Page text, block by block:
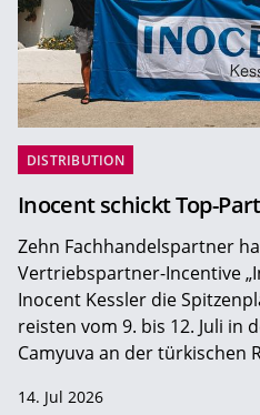
DISTRIBUTION
Inocent schickt Top-
Zehn Fachhandelspartner
Vertriebspartner-Incentive
Inocent Kessler die
reisten vom 9. bis 12. Juli in
Camyuva an der türkischen
14. Jul 2026